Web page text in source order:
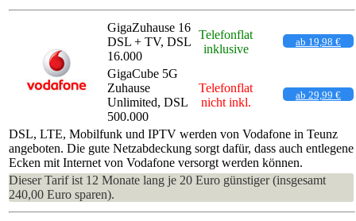
GigaZuhause 16
DSL + TV, DSL
16.000
Telefonflat
inklusive
ab 19,98 €
GigaCube 5G
Zuhause
Unlimited, DSL
500.000
Telefonflat
nicht inkl.
ab 29,99 €
DSL, LTE, Mobilfunk und IPTV werden von Vodafone in Teunz
angeboten. Die gute Netzabdeckung sorgt dafür, dass auch entlegene
Ecken mit Internet von Vodafone versorgt werden können.
Dieser Tarif ist 12 Monate lang je 20 Euro günstiger (insgesamt
240,00 Euro sparen).